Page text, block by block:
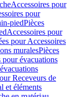
Accessoires pour
pour
piedPièces
Accessoires pour
pour Accessoires
muralesPièces
pour évacuations
Receveurs de
et éléments